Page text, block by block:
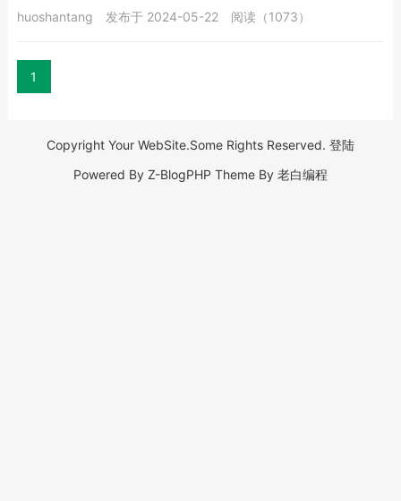
板膏靠谱，这款产品正是广西双福医药用品制造有...
huoshantang 发布于 2024-05-22 阅读（1073）
1
Copyright Your WebSite.Some Rights Reserved. 登陆
Powered By Z-BlogPHP Theme By 老白编程